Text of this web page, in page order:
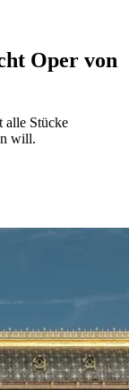
Oper von
alle Stücke
will.